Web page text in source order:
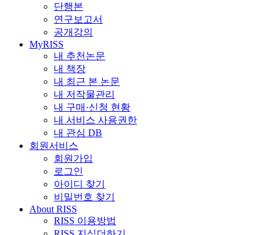
단행본
연구보고서
공개강의
MyRISS
내 추천논문
내 책장
내 최근 본 논문
내 저작물관리
내 구매·신청 현황
내 서비스 사용권한
내 관심 DB
회원서비스
회원가입
로그인
아이디 찾기
비밀번호 찾기
About RISS
RISS 이용방법